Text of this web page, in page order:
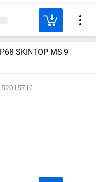
SKINTOP MS 9
52015710